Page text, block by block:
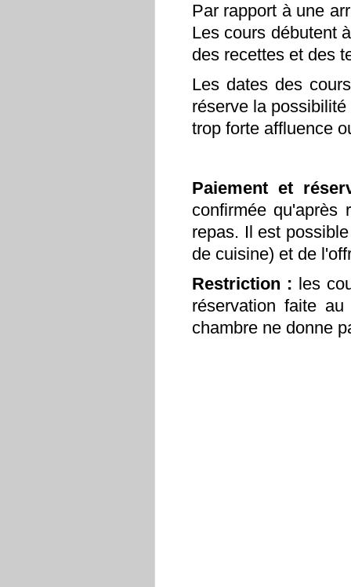
Par rapport à une
Les cours débutent
des recettes et des
Les dates des
réserve la
trop forte affluence
Paiement et
confirmée qu'après
repas. Il est
de cuisine) et de
Restriction : les
réservation faite
chambre ne donne